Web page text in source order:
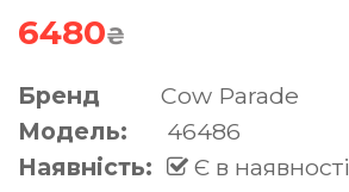
6480₴
Бренд
Cow Parade
Модель:
46486
Наявність:
Є в наявності